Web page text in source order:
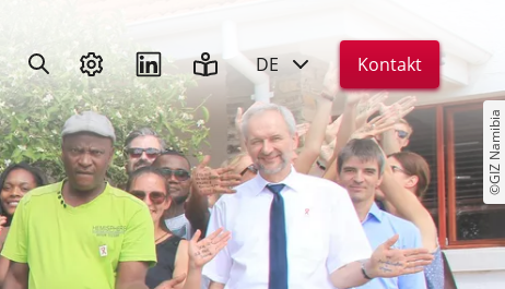
DE Kontakt
©GIZ Namibia